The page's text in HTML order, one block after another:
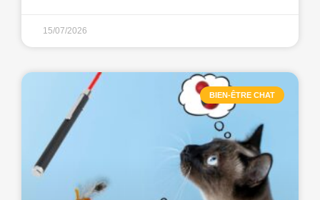
15/07/2026
BIEN-ÊTRE CHAT